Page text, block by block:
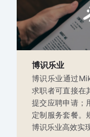
博识乐业
博识乐业通过
求职者可直接在
提交应聘申请；
定制服务套餐。
博识乐业高效实